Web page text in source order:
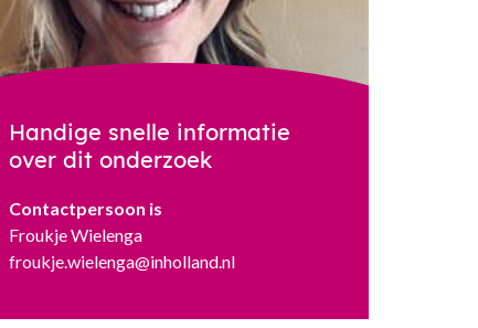
Handige snelle informatie
over dit onderzoek
Contactpersoon is
Froukje Wielenga
froukje.wielenga@inholland.nl